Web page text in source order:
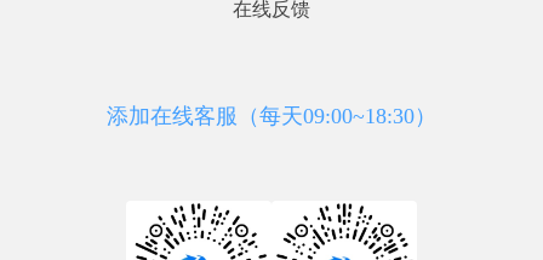
在线反馈
添加在线客服（每天09:00~18:30）